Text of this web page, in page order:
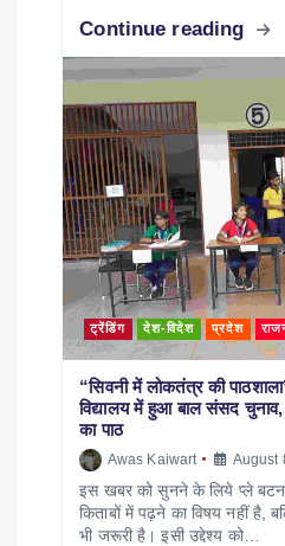
Continue reading
ट्रेंडिंग देश-विदेश प्रदेश
“सिवनी में लोकतंत्र की
विद्यालय में हुआ बाल संसद चुनाव,
का पाठ
Awas Kaiwart August
इस खबर को सुनने के लिये प्ले
किताबों में पढ़ने का विषय नहीं है,
भी जरूरी है। इसी उद्देश्य को…